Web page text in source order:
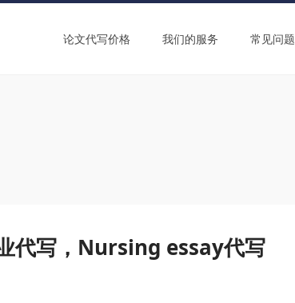
论文代写价格 我们的服务 常见问题
代写，Nursing essay代写